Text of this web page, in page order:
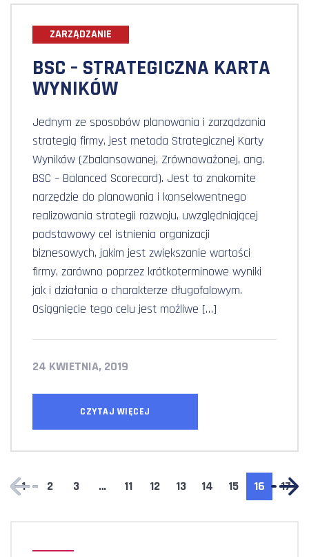
ZARZĄDZANIE
BSC – STRATEGICZNA KARTA
WYNIKÓW
Jednym ze sposobów planowania i zarządzania
strategią firmy, jest metoda Strategicznej Karty
Wyników (Zbalansowanej, Zrównoważonej, ang.
BSC – Balanced Scorecard). Jest to znakomite
narzędzie do planowania i konsekwentnego
realizowania strategii rozwoju, uwzględniającej
podstawowy cel istnienia organizacji
biznesowych, jakim jest zwiększanie wartości
firmy, zarówno poprzez krótkoterminowe wyniki
jak i działania o charakterze długofalowym.
Osiągnięcie tego celu jest możliwe […]
24 KWIETNIA, 2019
CZYTAJ WIĘCEJ
1 2 3 … 11 12 13 14 15 16 17